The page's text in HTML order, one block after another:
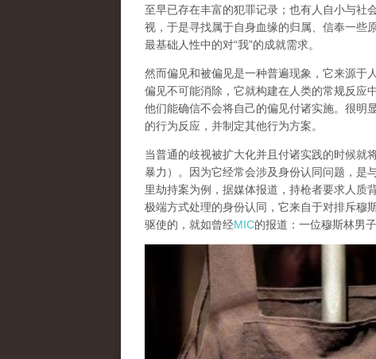
至早已存在丰富的犯罪记录；也有人自小与社
视，于是寻找属于自身血缘的归属、信奉一些
最基础人性中的对“我”的成就需求。
然而偏见和被偏见是一种普遍现象，它来源于
偏见不可能消除 ，它就构建在人类的常规反
他们能确信不会将自己的偏见付诸实施。很明
的行为反应，并制定其他行为方案。
当普通的歧视被扩大化并且付诸实践的时候就
暴力）。因为它经常会涉及身份认同问题 ，是
里劫持案为例，据媒体报道，持枪者要求人质
极端方式处理的身份认同，它来自于对排斥穆
驱使的，就如曾经MIC的报道： 一位穆斯林男